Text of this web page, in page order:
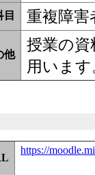
目 重複障害
他
授業の資
用います
https://